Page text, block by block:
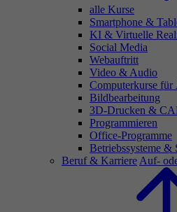
alle Kurse
Smartphone &
KI & Virtuelle
Social Media
Webauftritt
Video & Audio
Computerkurse für
Bildbearbeitung
3D-Drucken &
Programmieren
Office-Programme
Betriebssysteme &
Beruf & Karriere Auf-